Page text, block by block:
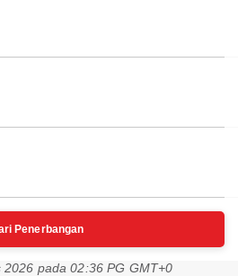
Penerbangan
2026 pada 02:36 PG GMT+0